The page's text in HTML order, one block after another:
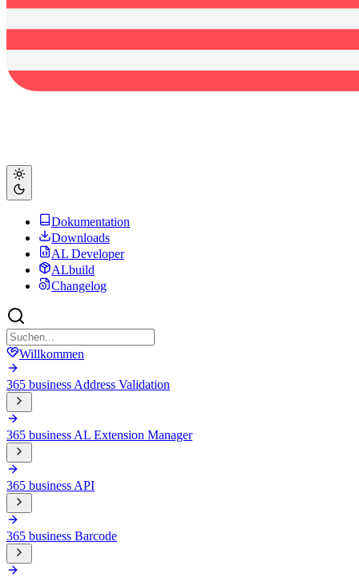
Dokumentation
Downloads
AL Developer
ALbuild
Changelog
Willkommen
365 business Address Validation
365 business AL Extension Manager
365 business API
365 business Barcode